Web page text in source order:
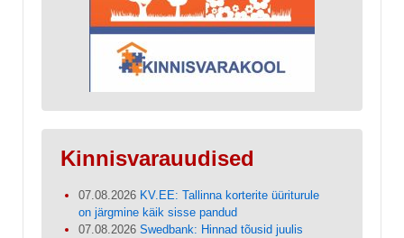
Kinnisvarauudised
07.08.2026 KV.EE: Tallinna korterite üüriturule
on järgmine käik sisse pandud
07.08.2026 Swedbank: Hinnad tõusid juulis